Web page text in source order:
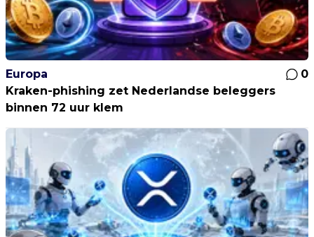
Europa
0
Kraken-phishing zet Nederlandse beleggers
binnen 72 uur klem